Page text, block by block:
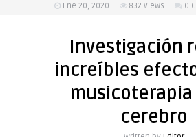
Ene 20, 2020 832 Views 0
Investigación
increíbles
musicoterapia
cerebro